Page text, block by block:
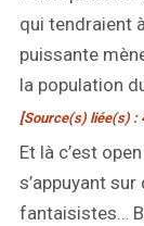
qui tendraient
puissante
la population
[Source(s) liée(s) :
Et là c’est
s’appuyant
fantaisistes…